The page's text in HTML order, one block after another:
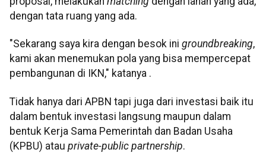
dengan tata ruang yang ada.
"Sekarang saya kira dengan besok ini groundbreaking,
kami akan menemukan pola yang bisa mempercepat
pembangunan di IKN," katanya .
Tidak hanya dari APBN tapi juga dari investasi baik itu
dalam bentuk investasi langsung maupun dalam
bentuk Kerja Sama Pemerintah dan Badan Usaha
(KPBU) atau private-public partnership.